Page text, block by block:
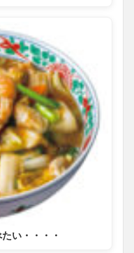
い・・・・